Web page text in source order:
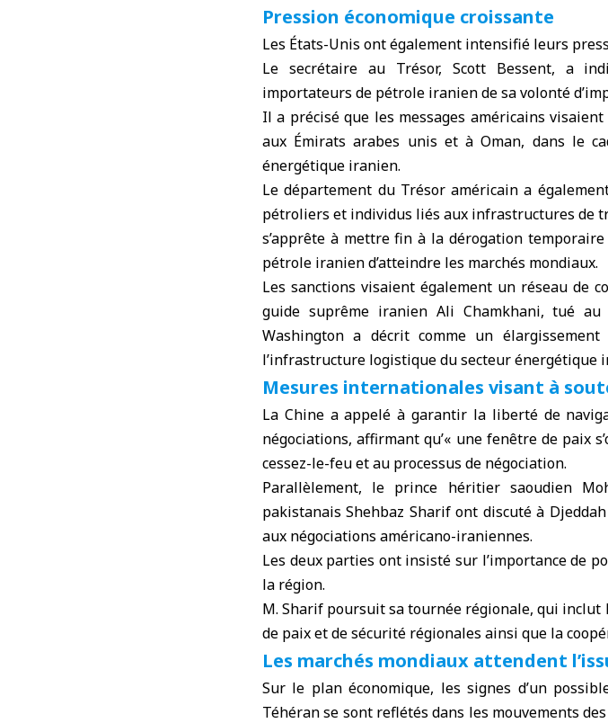
Pression économique croissante
Les États-Unis ont également intensifié leurs
Le secrétaire au Trésor, Scott Bessent, a
importateurs de pétrole iranien de sa volonté
Il a précisé que les messages américains
aux Émirats arabes unis et à Oman, dans le
énergétique iranien.
Le département du Trésor américain a
pétroliers et individus liés aux infrastructures de
s’apprête à mettre fin à la dérogation
pétrole iranien d’atteindre les marchés mondiaux.
Les sanctions visaient également un réseau de
guide suprême iranien Ali Chamkhani, tué
Washington a décrit comme un
l’infrastructure logistique du secteur énergétique
Mesures internationales visant à
La Chine a appelé à garantir la liberté de
négociations, affirmant qu’« une fenêtre de paix
cessez-le-feu et au processus de négociation.
Parallèlement, le prince héritier saoudien
pakistanais Shehbaz Sharif ont discuté à
aux négociations américano-iraniennes.
Les deux parties ont insisté sur l’importance de
la région.
M. Sharif poursuit sa tournée régionale, qui inclut
de paix et de sécurité régionales ainsi que la
Les marchés mondiaux attendent
Sur le plan économique, les signes d’un
Téhéran se sont reflétés dans les mouvements